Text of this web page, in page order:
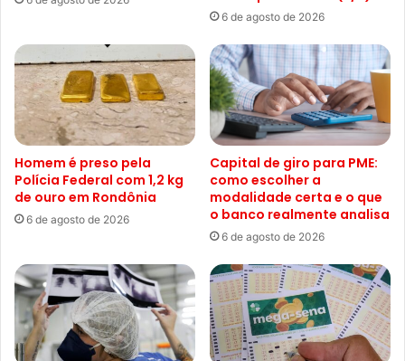
6 de agosto de 2026
Homem é preso pela
Polícia Federal com 1,2 kg
de ouro em Rondônia
6 de agosto de 2026
Capital de giro para PME:
como escolher a
modalidade certa e o que
o banco realmente analisa
6 de agosto de 2026